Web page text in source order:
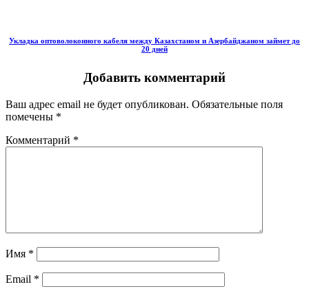
Укладка оптоволоконного кабеля между Казахстаном и Азербайджаном займет до
20 дней
Добавить комментарий
Ваш адрес email не будет опубликован. Обязательные поля
помечены *
Комментарий *
Имя *
Email *